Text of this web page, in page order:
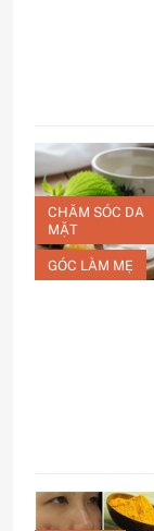
CHĂM SÓC DA
MẶT
GÓC LÀM MẸ